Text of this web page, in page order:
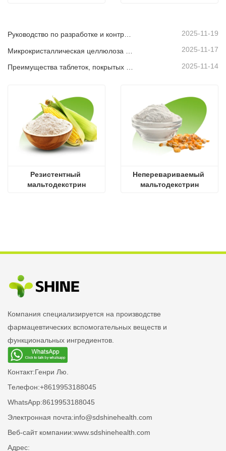
Руководство по разработке и контролю качества марок MCC 2025-11-19
2025-11-17
2025-11-14
Резистентный
мальтодекстрин
Неперевариваемый
мальтодекстрин
Компания специализируется на производстве
фармацевтических вспомогательных веществ и
функциональных ингредиентов.
Контакт:Генри Лю.
Телефон:+8619953188045
WhatsApp:8619953188045
Электронная почта:info@sdshinehealth.com
Веб-сайт компании:www.sdshinehealth.com
Адрес: